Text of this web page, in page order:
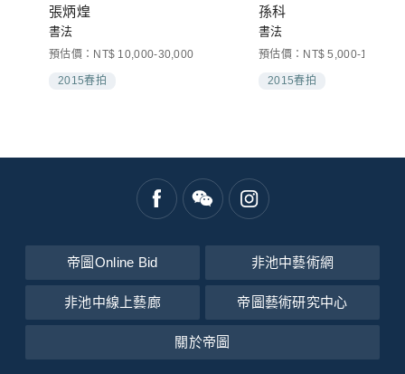
張炳煌
書法
預估價：NT$ 10,000-30,000
2015春拍
孫科
書法
預估價：NT$ 5,000-10,000
2015春拍
帝圖Online Bid 非池中藝術網
非池中線上藝廊 帝圖藝術研究中心
關於帝圖